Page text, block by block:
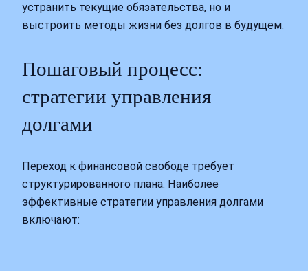
устранить текущие обязательства, но и
выстроить методы жизни без долгов в будущем.
Пошаговый процесс:
стратегии управления
долгами
Переход к финансовой свободе требует
структурированного плана. Наиболее
эффективные стратегии управления долгами
включают: